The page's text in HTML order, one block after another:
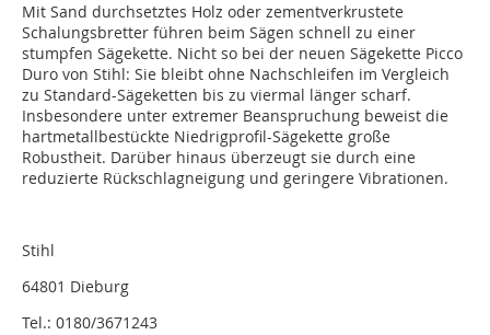
Mit Sand durchsetztes Holz oder zementverkrustete
Schalungsbretter führen beim Sägen schnell zu einer
stumpfen Sägekette. Nicht so bei der neuen Sägekette Picco
Duro von Stihl: Sie bleibt ohne Nachschleifen im Vergleich
zu Standard-Sägeketten bis zu viermal länger scharf.
Insbesondere unter extremer Beanspruchung beweist die
hartmetallbestückte Niedrigprofil-Sägekette große
Robustheit. Darüber hinaus überzeugt sie durch eine
reduzierte Rückschlagneigung und geringere Vibrationen.
Stihl
64801 Dieburg
Tel.: 0180/3671243